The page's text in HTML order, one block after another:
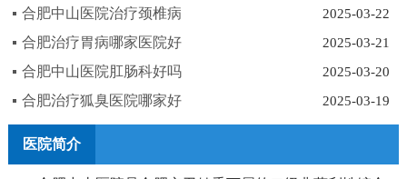
2025-03-22
合肥中山医院治疗颈椎病
2025-03-21
合肥治疗胃病哪家医院好
2025-03-20
合肥中山医院肛肠科好吗
2025-03-19
合肥治疗狐臭医院哪家好
医院简介